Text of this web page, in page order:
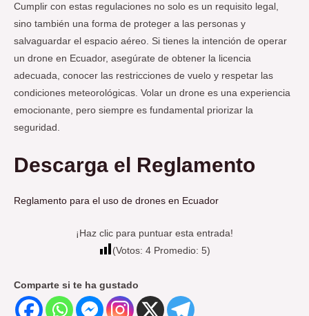
Cumplir con estas regulaciones no solo es un requisito legal,
sino también una forma de proteger a las personas y
salvaguardar el espacio aéreo. Si tienes la intención de operar
un drone en Ecuador, asegúrate de obtener la licencia
adecuada, conocer las restricciones de vuelo y respetar las
condiciones meteorológicas. Volar un drone es una experiencia
emocionante, pero siempre es fundamental priorizar la
seguridad.
Descarga el Reglamento
Reglamento para el uso de drones en Ecuador
¡Haz clic para puntuar esta entrada!
(Votos: 4 Promedio: 5)
Comparte si te ha gustado